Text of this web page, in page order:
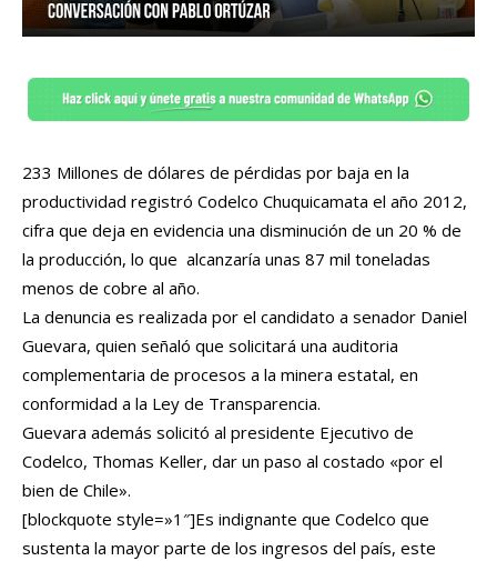
233 Millones de dólares de pérdidas por baja en la
productividad registró Codelco Chuquicamata el año 2012,
cifra que deja en evidencia una disminución de un 20 % de
la producción, lo que alcanzaría unas 87 mil toneladas
menos de cobre al año.
La denuncia es realizada por el candidato a senador Daniel
Guevara, quien señaló que solicitará una auditoria
complementaria de procesos a la minera estatal, en
conformidad a la Ley de Transparencia.
Guevara además solicitó al presidente Ejecutivo de
Codelco, Thomas Keller, dar un paso al costado «por el
bien de Chile».
[blockquote style=»1″]Es indignante que Codelco que
sustenta la mayor parte de los ingresos del país, este